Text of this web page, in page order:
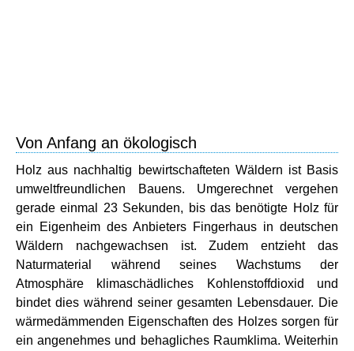
Von Anfang an ökologisch
Holz aus nachhaltig bewirtschafteten Wäldern ist Basis
umweltfreundlichen Bauens. Umgerechnet vergehen
gerade einmal 23 Sekunden, bis das benötigte Holz für
ein Eigenheim des Anbieters Fingerhaus in deutschen
Wäldern nachgewachsen ist. Zudem entzieht das
Naturmaterial während seines Wachstums der
Atmosphäre klimaschädliches Kohlenstoffdioxid und
bindet dies während seiner gesamten Lebensdauer. Die
wärmedämmenden Eigenschaften des Holzes sorgen für
ein angenehmes und behagliches Raumklima. Weiterhin